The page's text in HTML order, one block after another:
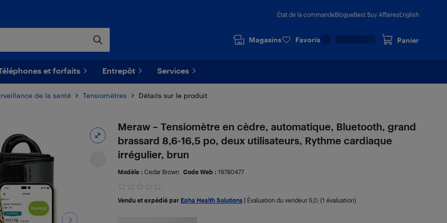
État de la commandeBlogueBest Buy AffairesEnglish
Magasins Favoris Panier
et forfaits Entrepôt Services
de la santé Tensiomètres Détails sur le produit
Meraw – Tensiomètre en cèdre, automatique, Bluetooth, grand
brassard 8,6-16,5 po, deux utilisateurs, Rythme cardiaque
irrégulier, brun
Modèle : Cedar Brown Code Web : 19780477
Vendu et expédié par Epha Health Solutions| Évaluation du vendeur 5,0; (1 évaluation)